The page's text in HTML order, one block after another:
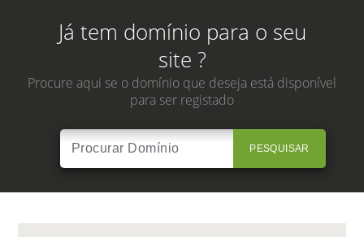
Já tem domínio para o seu
site ?
Procure aqui se o domínio que deseja está disponível
para ser registado
PESQUISAR